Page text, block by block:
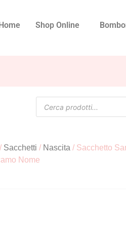
Shop Online
/ Sacchetti / Nascita / Sacchetto
Nome